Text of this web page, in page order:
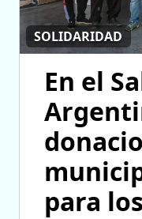
SOLIDARIDAD
En el
para